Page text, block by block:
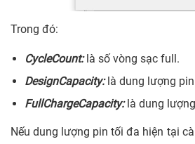
Trong đó:
CycleCount:là số vòng sạc full.
DesignCapacity:là dung lượng
FullChargeCapacity:là dung
Nếu dung lượng pin tối đa hiện tại